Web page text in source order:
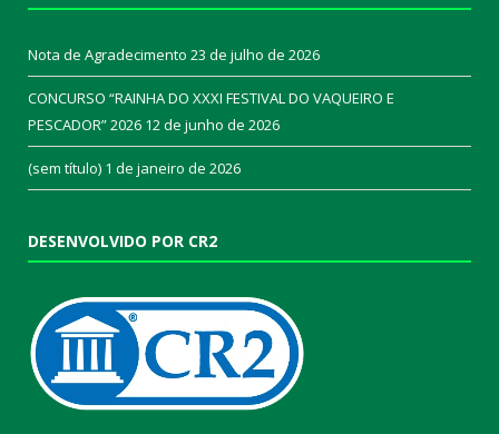
Nota de Agradecimento 23 de julho de 2026
CONCURSO “RAINHA DO XXXI FESTIVAL DO VAQUEIRO E
PESCADOR” 2026 12 de junho de 2026
(sem título) 1 de janeiro de 2026
DESENVOLVIDO POR CR2